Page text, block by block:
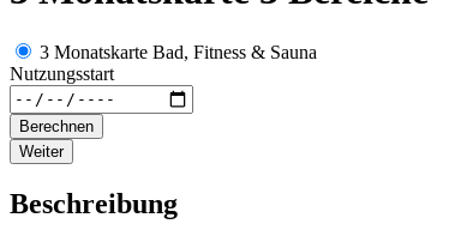
3 Monatskarte Bad, Fitness & Sauna
Nutzungsstart
Berechnen
Weiter
Beschreibung